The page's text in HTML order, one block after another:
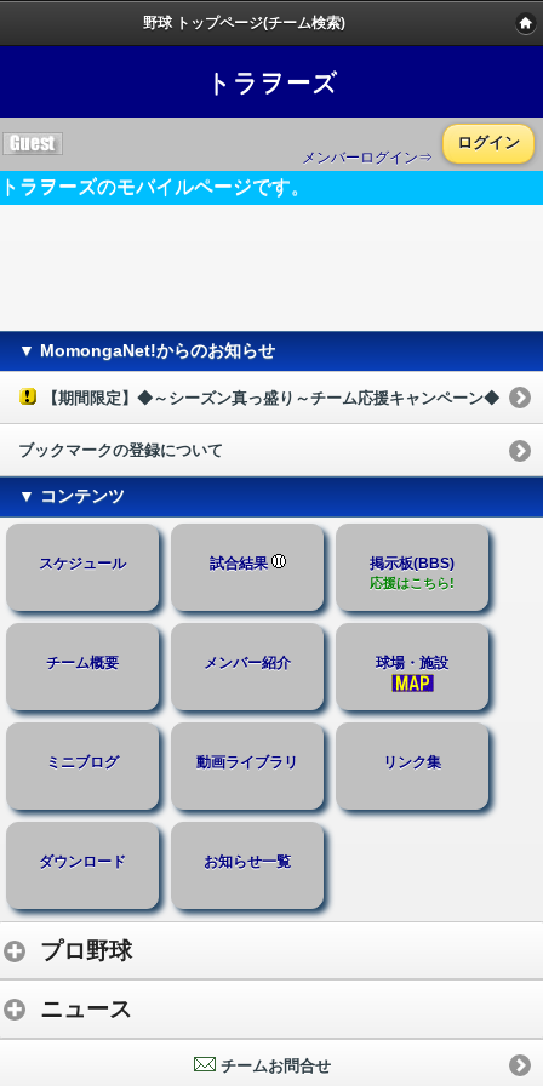
野球 トップページ(チーム検索)
トラヲーズ
メンバーログイン⇒
ログイン
トラヲーズのモバイルページです。
▼ MomongaNet!からのお知らせ
【期間限定】◆～シーズン真っ盛り～チーム応援キャンペーン◆
ブックマークの登録について
▼ コンテンツ
スケジュール 試合結果 掲示板(BBS)
応援はこちら!
チーム概要 メンバー紹介 球場・施設
ミニブログ 動画ライブラリ リンク集
ダウンロード お知らせ一覧
プロ野球
ニュース
チームお問合せ